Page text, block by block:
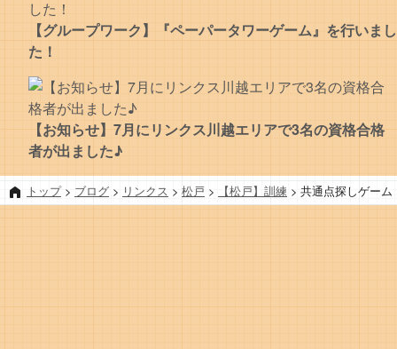
トップ> ブログ > リンクス > 松戸 > 【松戸】訓練 > 共通点探しゲー
【グループワーク】『ペーパータワーゲーム』を行いまし
た！
【お知らせ】7月にリンクス川越エリアで3名の資格合格
者が出ました♪